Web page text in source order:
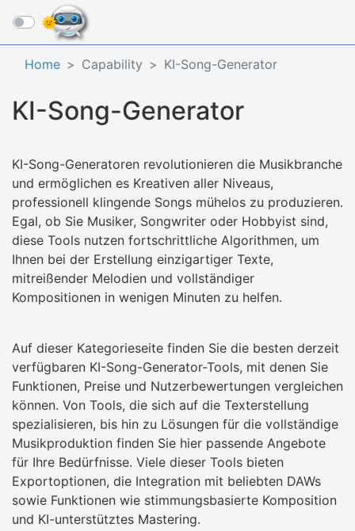
☰
Home Capability KI-Song-Generator
KI-Song-Generator
KI-Song-Generatoren revolutionieren die Musikbranche
und ermöglichen es Kreativen aller Niveaus,
professionell klingende Songs mühelos zu produzieren.
Egal, ob Sie Musiker, Songwriter oder Hobbyist sind,
diese Tools nutzen fortschrittliche Algorithmen, um
Ihnen bei der Erstellung einzigartiger Texte,
mitreißender Melodien und vollständiger
Kompositionen in wenigen Minuten zu helfen.
Auf dieser Kategorieseite finden Sie die besten derzeit
verfügbaren KI-Song-Generator-Tools, mit denen Sie
Funktionen, Preise und Nutzerbewertungen vergleichen
können. Von Tools, die sich auf die Texterstellung
spezialisieren, bis hin zu Lösungen für die vollständige
Musikproduktion finden Sie hier passende Angebote
für Ihre Bedürfnisse. Viele dieser Tools bieten
Exportoptionen, die Integration mit beliebten DAWs
sowie Funktionen wie stimmungsbasierte Komposition
und KI-unterstütztes Mastering.